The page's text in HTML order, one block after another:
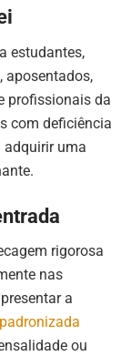
estudantes,
aposentados,
profissionais da
com deficiência
adquirir uma
.
rigorosa
nas
a
ou